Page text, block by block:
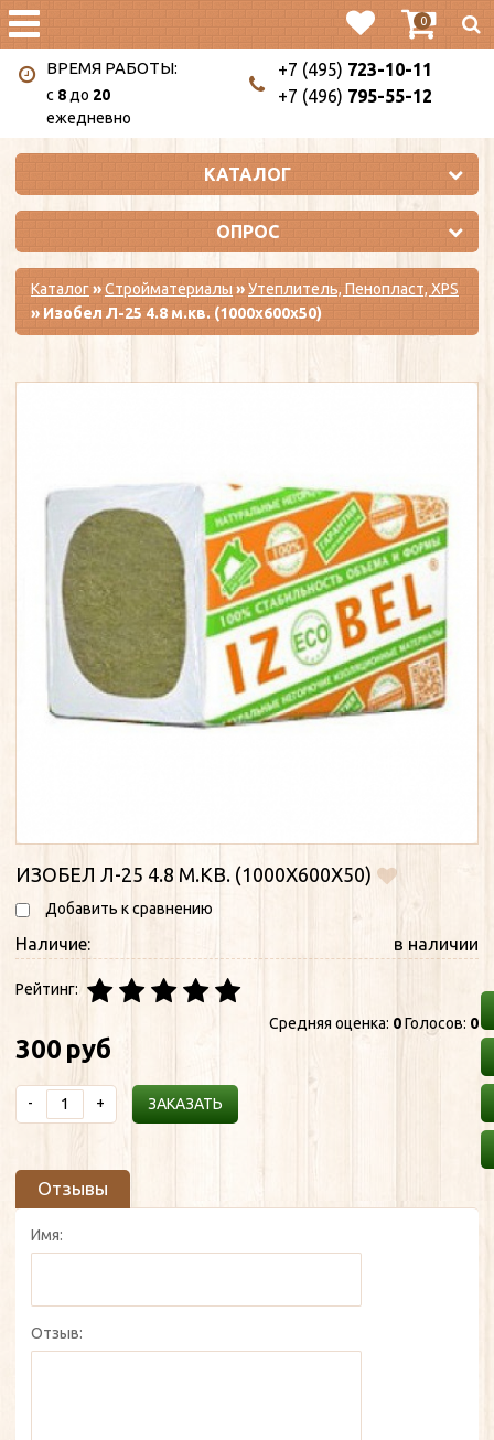
0
ВРЕМЯ РАБОТЫ:
c 8 до 20
ежедневно
+7 (495) 723-10-11
+7 (496) 795-55-12
КАТАЛОГ
ОПРОС
Каталог»Стройматериалы »Утеплитель, Пенопласт, XPS
» Изобел Л-25 4.8 м.кв. (1000х600х50)
ИЗОБЕЛ Л-25 4.8 М.КВ. (1000Х600Х50)
Добавить к сравнению
Наличие: в наличии
Рейтинг:
Средняя оценка: 0Голосов: 0
300 руб
- + ЗАКАЗАТЬ
Отзывы
Имя:
Отзыв: